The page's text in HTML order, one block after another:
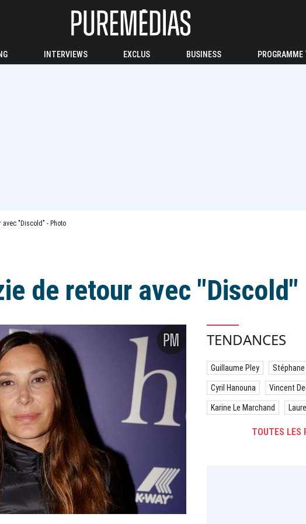
INTERVIEWS EXCLUS BUSINESS PROGRAMME
"Discold" - Photo
de retour avec "Discold"
TENDANCES
Guillaume Pley Stéphane
Cyril Hanouna Vincent
Karine Le Marchand
TOUTES LES